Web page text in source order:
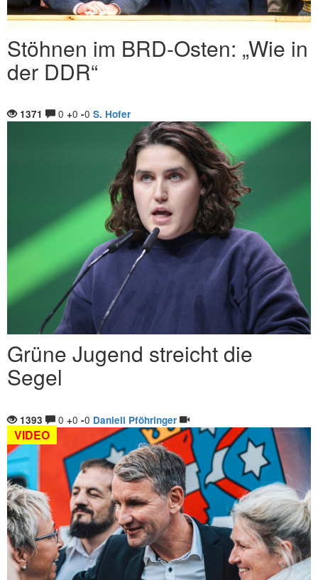
Stöhnen im BRD-Osten: „Wie in
der DDR“
1371 0 +0 -0 S. Hofer
Grüne Jugend streicht die
Segel
1393 0 +0 -0 Daniell Pföhringer